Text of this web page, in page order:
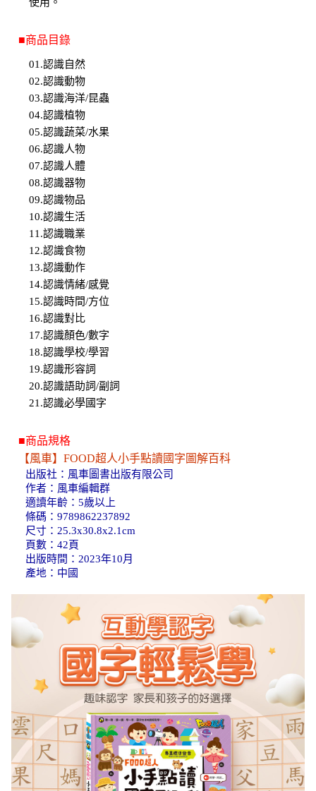
■商品目錄
01.認識自然
02.認識動物
03.認識海洋/昆蟲
04.認識植物
05.認識蔬菜/水果
06.認識人物
07.認識人體
08.認識器物
09.認識物品
10.認識生活
11.認識職業
12.認識食物
13.認識動作
14.認識情緒/感覺
15.認識時間/方位
16.認識對比
17.認識顏色/數字
18.認識學校/學習
19.認識形容詞
20.認識語助詞/副詞
21.認識必學國字
■商品規格
【風車】FOOD超人小手點讀國字圖解百科
出版社：風車圖書出版有限公司
作者：風車編輯群
適讀年齡：5歲以上
條碼：9789862237892
尺寸：25.3x30.8x2.1cm
頁數：42頁
出版時間：2023年10月
產地：中國